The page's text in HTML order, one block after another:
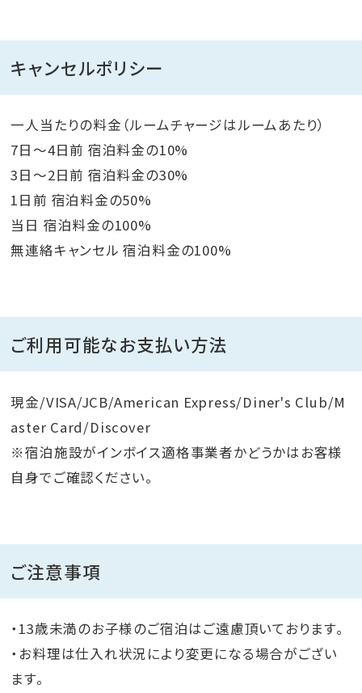
キャンセルポリシー
一人当たりの料金（ルームチャージはルームあたり）
7日～4日前 宿泊料金の10%
3日～2日前 宿泊料金の30%
1日前 宿泊料金の50%
当日 宿泊料金の100%
無連絡キャンセル 宿泊料金の100%
ご利用可能なお支払い方法
現金/VISA/JCB/American Express/Diner's Club/M
aster Card/Discover
※宿泊施設がインボイス適格事業者かどうかはお客様
自身でご確認ください。
ご注意事項
・13歳未満のお子様のご宿泊はご遠慮頂いております。
・お料理は仕入れ状況により変更になる場合がござい
ます。